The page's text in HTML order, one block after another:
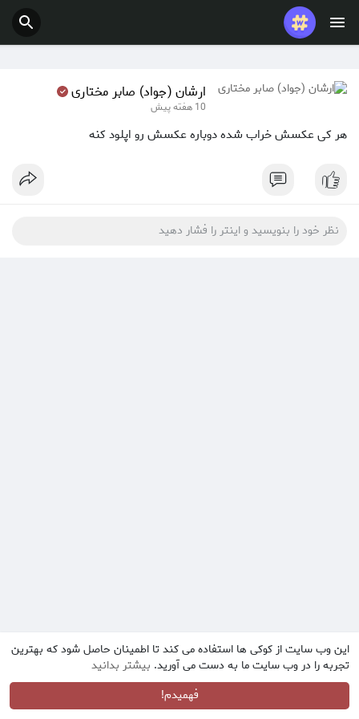
این وب سایت از کوکی ها استفاده می کند تا اطمینان حاصل شود که بهترین
تجربه را در وب سایت ما به دست می آورید. بیشتر بدانید
فهمیدم!
پست های محبوب
ارائه می دهد
بودجه
ارشان (جواد) صابر مختاری
10 هفته پیش
هر کی عکسش خراب شده دوباره عکسش رو اپلود کنه